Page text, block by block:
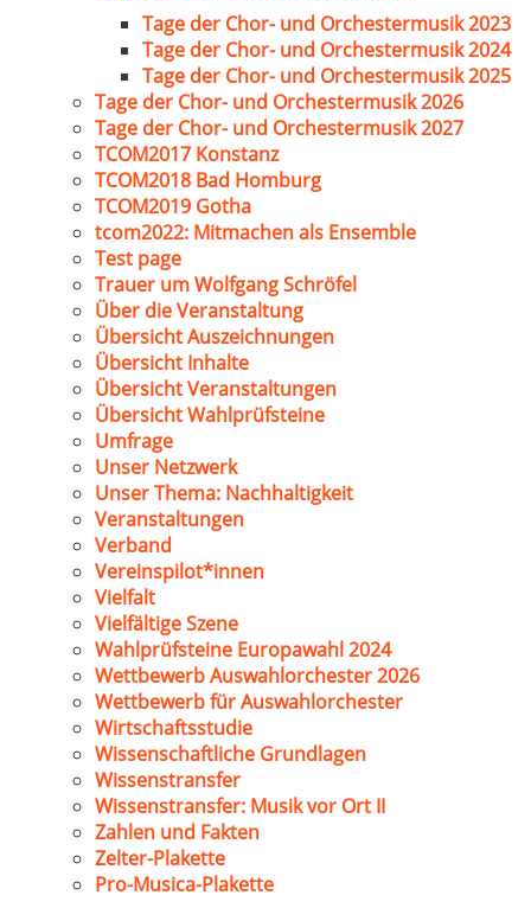
Tage der Chor- und Orchestermusik 2023
Tage der Chor- und Orchestermusik 2024
Tage der Chor- und Orchestermusik 2025
Tage der Chor- und Orchestermusik 2026
Tage der Chor- und Orchestermusik 2027
TCOM2017 Konstanz
TCOM2018 Bad Homburg
TCOM2019 Gotha
tcom2022: Mitmachen als Ensemble
Test page
Trauer um Wolfgang Schröfel
Über die Veranstaltung
Übersicht Auszeichnungen
Übersicht Inhalte
Übersicht Veranstaltungen
Übersicht Wahlprüfsteine
Umfrage
Unser Netzwerk
Unser Thema: Nachhaltigkeit
Veranstaltungen
Verband
Vereinspilot*innen
Vielfalt
Vielfältige Szene
Wahlprüfsteine Europawahl 2024
Wettbewerb Auswahlorchester 2026
Wettbewerb für Auswahlorchester
Wirtschaftsstudie
Wissenschaftliche Grundlagen
Wissenstransfer
Wissenstransfer: Musik vor Ort II
Zahlen und Fakten
Zelter-Plakette
Pro-Musica-Plakette